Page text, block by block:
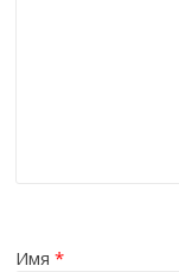
Имя*